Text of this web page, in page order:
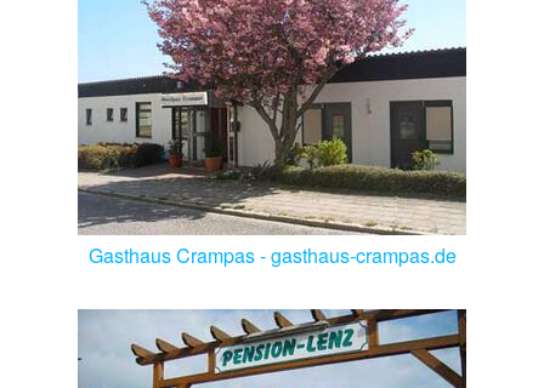
Gasthaus Crampas - gasthaus-crampas.de